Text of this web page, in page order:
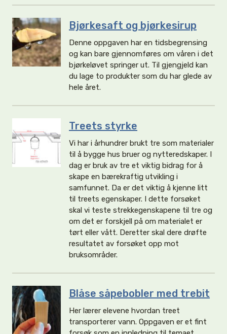
Bjørkesaft og bjørkesirup
Denne oppgaven har en tidsbegrensing
og kan bare gjennomføres om våren i det
bjørkeløvet springer ut. Til gjengjeld kan
du lage to produkter som du har glede av
hele året.
Treets styrke
Vi har i århundrer brukt tre som materialer
til å bygge hus bruer og nytteredskaper. I
dag er bruk av tre et viktig bidrag for å
skape en bærekraftig utvikling i
samfunnet. Da er det viktig å kjenne litt
til treets egenskaper. I dette forsøket
skal vi teste strekkegenskapene til tre og
om det er forskjell på om materialet er
tørt eller vått. Deretter skal dere drøfte
resultatet av forsøket opp mot
bruksområder.
Blåse såpebobler med trebit
Her lærer elevene hvordan treet
transporterer vann. Oppgaven er et fint